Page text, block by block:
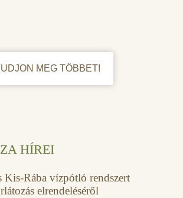
MEG TÖBBET!
HÍREI
Kis-Rába vízpótló rendszert
elrendeléséről